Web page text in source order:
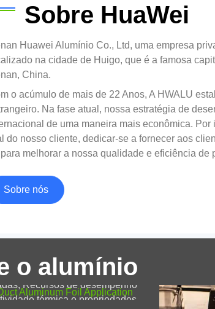
Sobre HuaWei
Huawei Alumínio Co., Ltd, uma empresa
na cidade de Huigo, que é a famosa
China.
o acúmulo de mais de 22 Anos, A HWALU
Na fase atual, nossa estratégia de
de uma maneira mais econômica.
do nosso cliente, dedicar-se a fornecer aos
melhorar a nossa qualidade e eficiência de
Sobre nós
o alumínio
flexível do duto
flexível do duto, vantagens, e
particularmente em
Descubra as várias ligas de
Recursos de desempenho
térmica e propriedades
alumínio de poliéster
interna